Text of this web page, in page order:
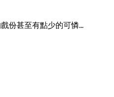
份甚至有點少的可憐...